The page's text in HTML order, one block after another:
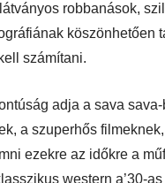
robbanások,
köszönhetően
számítani.
adja a sava
a szuperhős
ezekre az időkre a
western a’30-